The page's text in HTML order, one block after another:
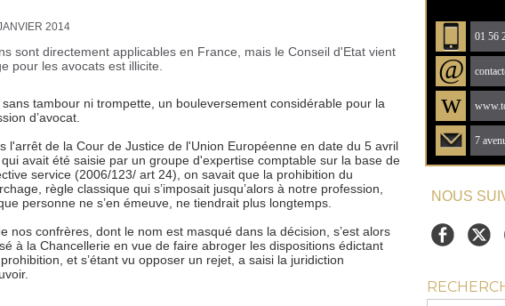
2014
sont directement applicables en France, mais le Conseil d'Etat vient
pour les avocats est illicite.
sans tambour ni trompette, un bouleversement considérable pour la
d’avocat.
l'arrêt de la Cour de Justice de l'Union Européenne en date du 5 avril
qui avait été saisie par un groupe d'expertise comptable sur la base de
service (2006/123/ art 24), on savait que la prohibition du
règle classique qui s’imposait jusqu’alors à notre profession,
personne ne s’en émeuve, ne tiendrait plus longtemps.
nos confrères, dont le nom est masqué dans la décision, s’est alors
à la Chancellerie en vue de faire abroger les dispositions édictant
et s’étant vu opposer un rejet, a saisi la juridiction
01 56
@
w
7
NOUS